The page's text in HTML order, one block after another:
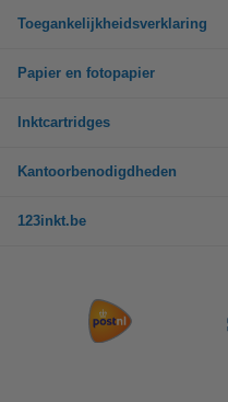
Toegankelijkheidsverklaring
Papier en fotopapier
Inktcartridges
Kantoorbenodigdheden
123inkt.be